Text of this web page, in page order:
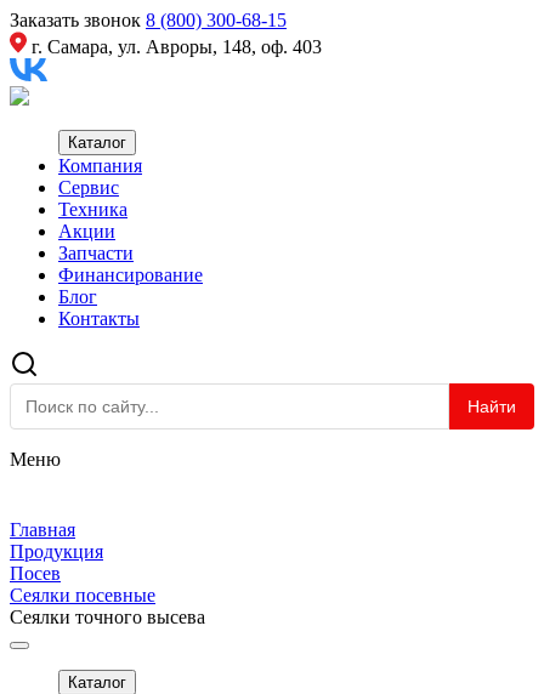
Заказать звонок 8 (800) 300-68-15
г. Самара, ул. Авроры, 148, оф. 403
Каталог
Компания
Сервис
Техника
Акции
Запчасти
Финансирование
Блог
Контакты
Найти
Меню
Главная
Продукция
Посев
Сеялки посевные
Сеялки точного высева
Каталог